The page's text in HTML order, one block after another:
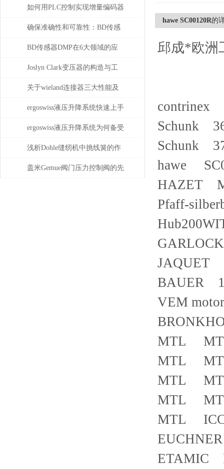
如何用PLC控制实现增量编码器
的定位功能？
确保准确性和可靠性：BD传感
器使用必读指南
BD传感器DMP在6大领域的应
用分析
Joslyn Clark变压器的构造与工
作原理
关于wieland连接器三大性能及
重要性
ergoswiss液压升降系统快速上手
指南
ergoswiss液压升降系统为何备受
青睐？
浅析Dohle缝纫机中挑线簧的作
用
盖米Gemue阀门压力控制阀的先
hawe SC00120R的
邱成*欧
contrinex
Schunk
Schunk
hawe
HAZET
Pfaff-
JAQUET
BAUER
VEM
MTL
MTL
MTL
MTL
MTL
ETAMIC